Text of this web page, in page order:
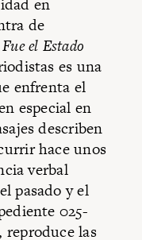
de
Fue el Estado
es una
enfrenta el
especial en
describen
hace unos
verbal
pasado y el
025-
reproduce las